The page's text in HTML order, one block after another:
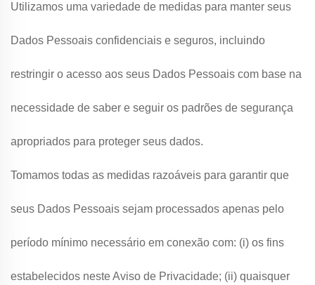
Utilizamos uma variedade de medidas para manter seus
Dados Pessoais confidenciais e seguros, incluindo
restringir o acesso aos seus Dados Pessoais com base na
necessidade de saber e seguir os padrões de segurança
apropriados para proteger seus dados.
Tomamos todas as medidas razoáveis para garantir que
seus Dados Pessoais sejam processados apenas pelo
período mínimo necessário em conexão com: (i) os fins
estabelecidos neste Aviso de Privacidade; (ii) quaisquer